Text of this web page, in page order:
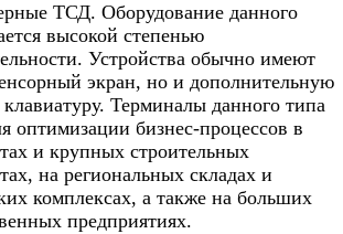
ТСД. Оборудование данного
высокой степенью
Устройства обычно имеют
экран, но и дополнительную
Терминалы данного типа
оптимизации бизнес-процессов в
и крупных строительных
на региональных складах и
комплексах, а также на больших
предприятиях.